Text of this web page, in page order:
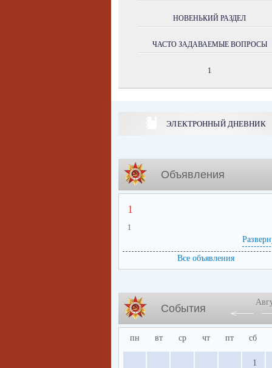
НОВЕНЬКИЙ РАЗДЕЛ
ЧАСТО ЗАДАВАЕМЫЕ ВОПРОСЫ
1
ЭЛЕКТРОННЫЙ ДНЕВНИК
Объявления
1
1
Все объявления
События
пн вт ср чт пт сб
1